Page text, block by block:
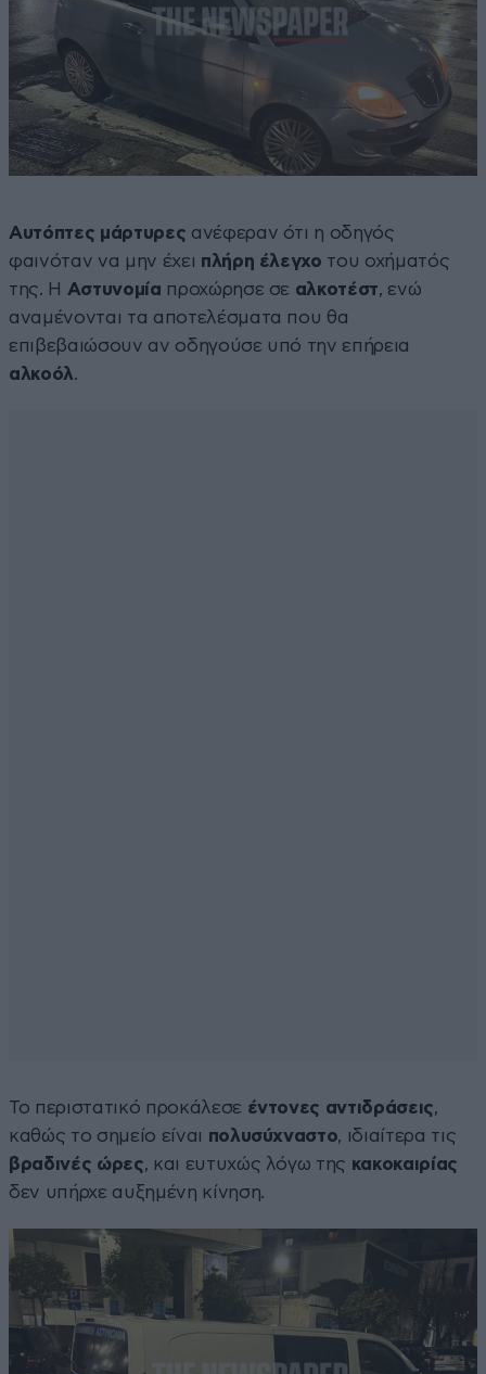
Αυτόπτες μάρτυρες ανέφεραν ότι η οδηγός
φαινόταν να μην έχει πλήρη έλεγχο του οχήματός
της. Η Αστυνομία προχώρησε σε αλκοτέστ, ενώ
αναμένονται τα αποτελέσματα που θα
επιβεβαιώσουν αν οδηγούσε υπό την επήρεια
αλκοόλ.
Το περιστατικό προκάλεσε έντονες αντιδράσεις,
καθώς το σημείο είναι πολυσύχναστο, ιδιαίτερα τις
βραδινές ώρες, και ευτυχώς λόγω της κακοκαιρίας
δεν υπήρχε αυξημένη κίνηση.